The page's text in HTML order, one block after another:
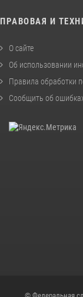
ПРАВОВАЯ И
О сайте
Об использовании
Правила обработки
Сообщить об